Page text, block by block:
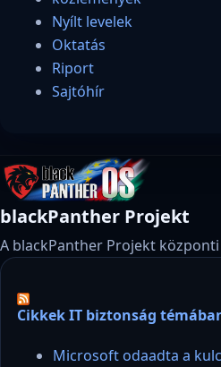
Nyílt levelek
Oktatás
Riport
Sajtóhír
blackPanther Projekt
A blackPanther Projekt
Cikkek IT biztonság
Microsoft odaadta a